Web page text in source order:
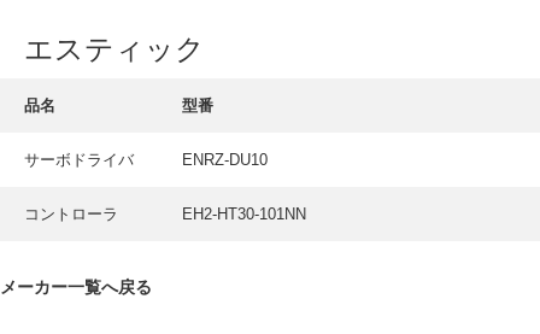
会社情報
SERVICE
お客様インタビュー
RECRUIT
エスティック
品名 型番
サーボドライバ ENRZ-DU10
コントローラ EH2-HT30-101NN
メーカー一覧へ戻る